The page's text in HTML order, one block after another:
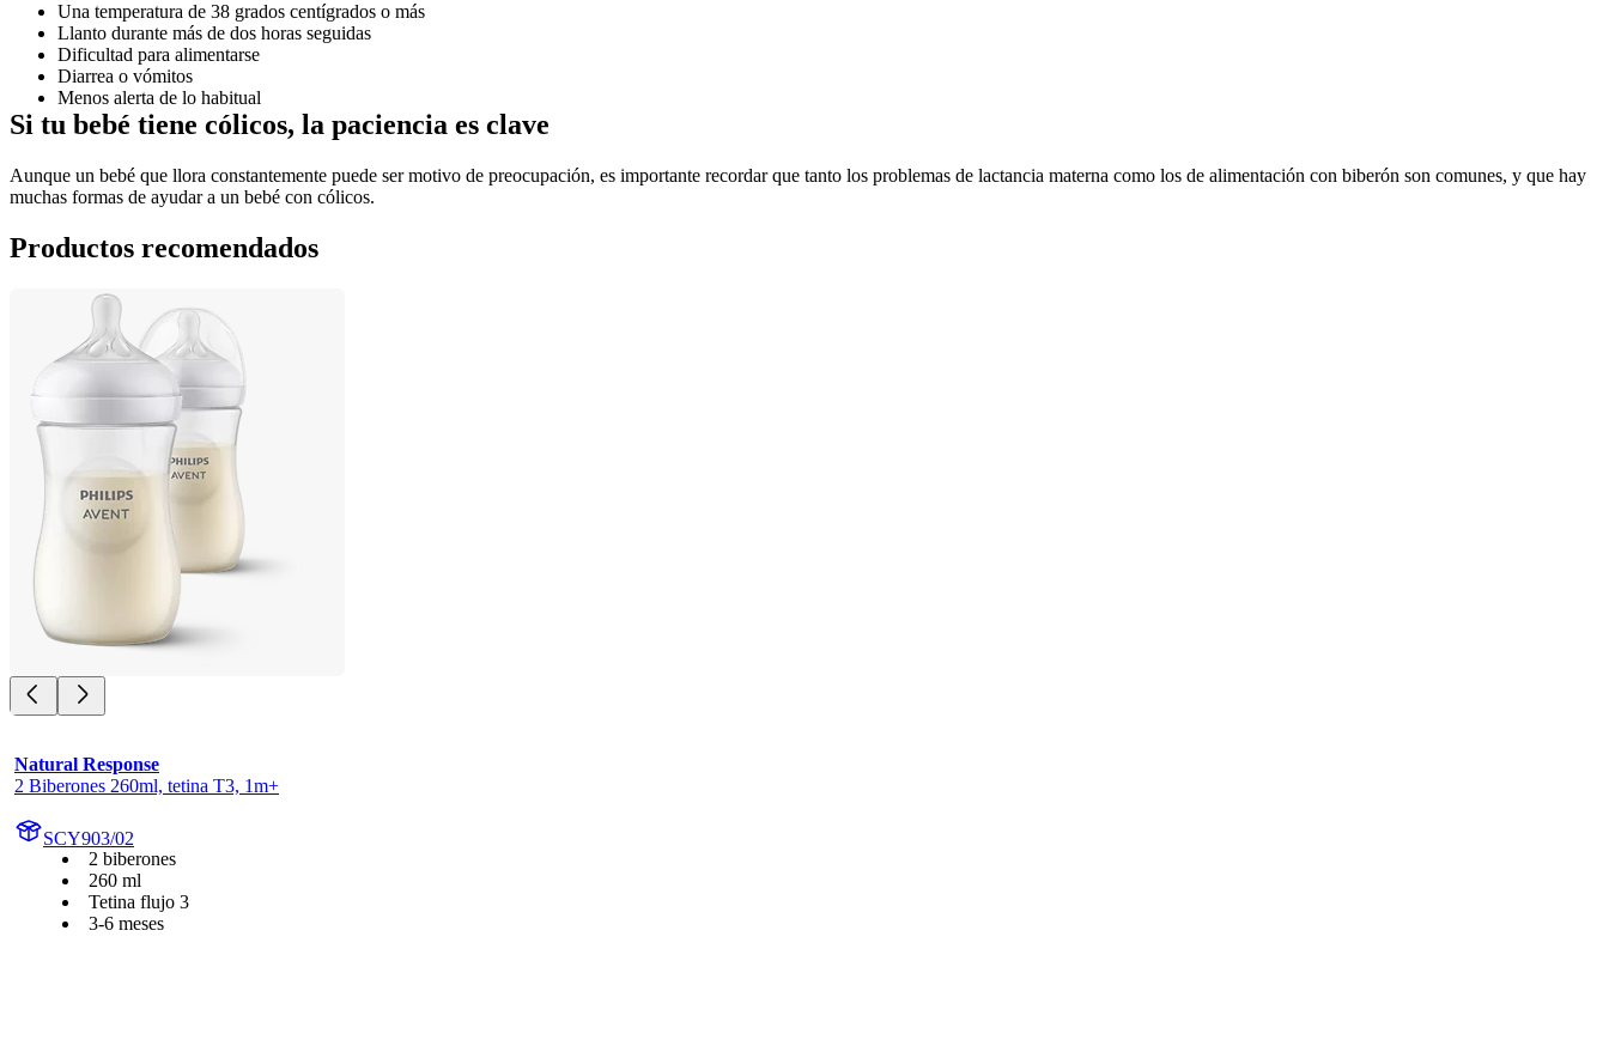
Una temperatura de 38 grados centígrados o más
Llanto durante más de dos horas seguidas
Dificultad para alimentarse
Diarrea o vómitos
Menos alerta de lo habitual
Si tu bebé tiene cólicos, la paciencia es clave
Aunque un bebé que llora constantemente puede ser motivo de preocupación, es importante recordar que tanto los problemas de lactancia materna como los de alimentación con biberón son comunes, y que hay
muchas formas de ayudar a un bebé con cólicos.
Productos recomendados
Natural Response
2 Biberones 260ml, tetina T3, 1m+
SCY903/02
2 biberones
260 ml
Tetina flujo 3
3-6 meses